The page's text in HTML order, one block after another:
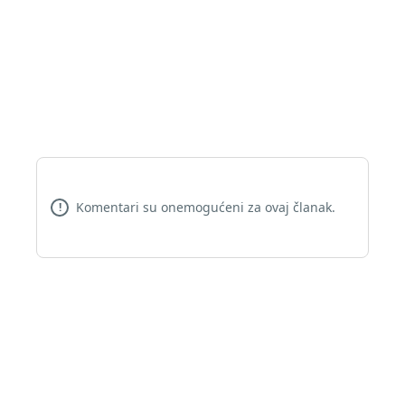
! Komentari su onemogućeni za ovaj članak.